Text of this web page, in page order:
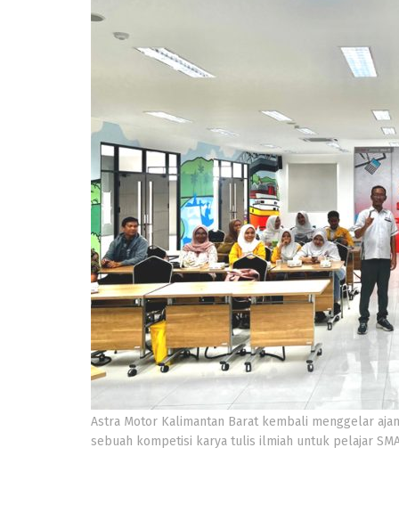
Astra Motor Kalimantan Barat kembali menggelar
sebuah kompetisi karya tulis ilmiah untuk pelajar